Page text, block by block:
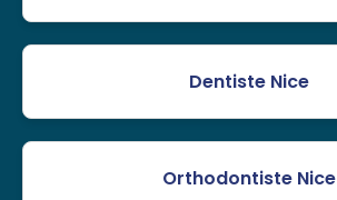
Dentiste Nice
Orthodontiste Nice